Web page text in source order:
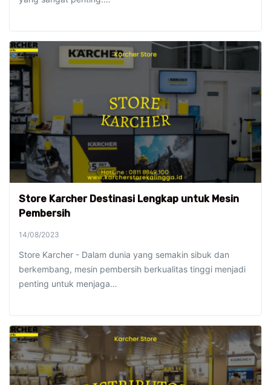
Store Karcher Destinasi Lengkap untuk Mesin
Pembersih
14/08/2023
Store Karcher - Dalam dunia yang semakin sibuk dan
berkembang, mesin pembersih berkualitas tinggi menjadi
penting untuk menjaga…